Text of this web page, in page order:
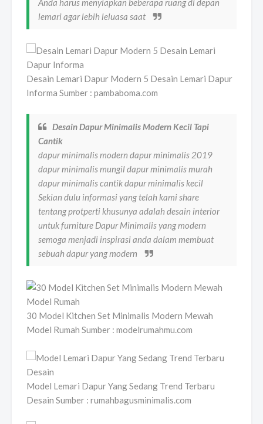
lemari agar lebih leluasa saat
Desain Lemari Dapur Modern 5 Desain Lemari Dapur
Informa Sumber : pambaboma.com
Desain Dapur Minimalis Modern Kecil Tapi
Cantik
dapur minimalis modern dapur minimalis 2019
dapur minimalis mungil dapur minimalis murah
dapur minimalis cantik dapur minimalis kecil
Sekian dulu informasi yang telah kami share
tentang protperti khusunya adalah desain interior
untuk furniture Dapur Minimalis yang modern
semoga menjadi inspirasi anda dalam membuat
sebuah dapur yang modern
30 Model Kitchen Set Minimalis Modern Mewah
Model Rumah Sumber : modelrumahmu.com
Model Lemari Dapur Yang Sedang Trend Terbaru
Desain Sumber : rumahbagusminimalis.com